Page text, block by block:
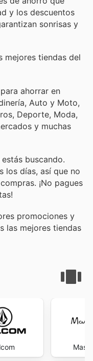
y los descuentos
sonrisas y
mejores tiendas del
ahorrar en
Auto y Moto,
Deporte, Moda,
y muchas
buscando.
los días, así que no
¡No pagues
promociones y
las mejores tiendas